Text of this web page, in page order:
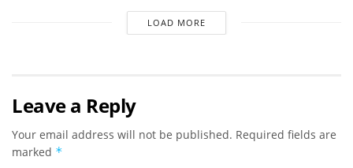
LOAD MORE
Leave a Reply
Your email address will not be published. Required fields are
marked *